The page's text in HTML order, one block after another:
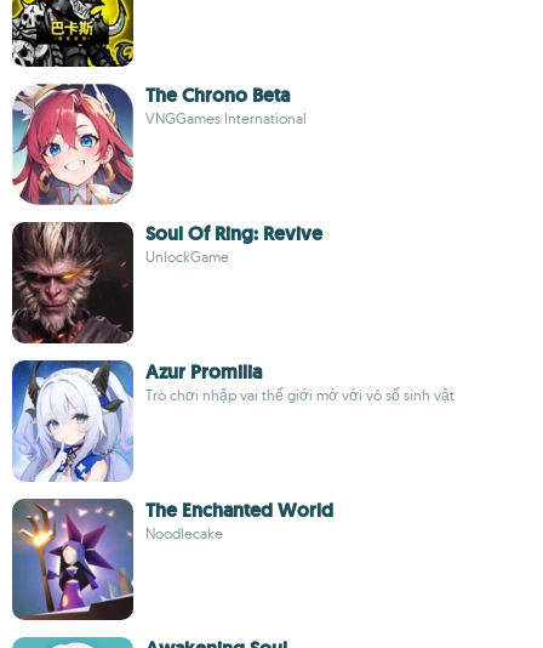
The Chrono Beta
VNGGames International
Soul Of Ring: Revive
UnlockGame
Azur Promilia
Trò chơi nhập vai thế giới mở với vô số sinh vật
The Enchanted World
Noodlecake